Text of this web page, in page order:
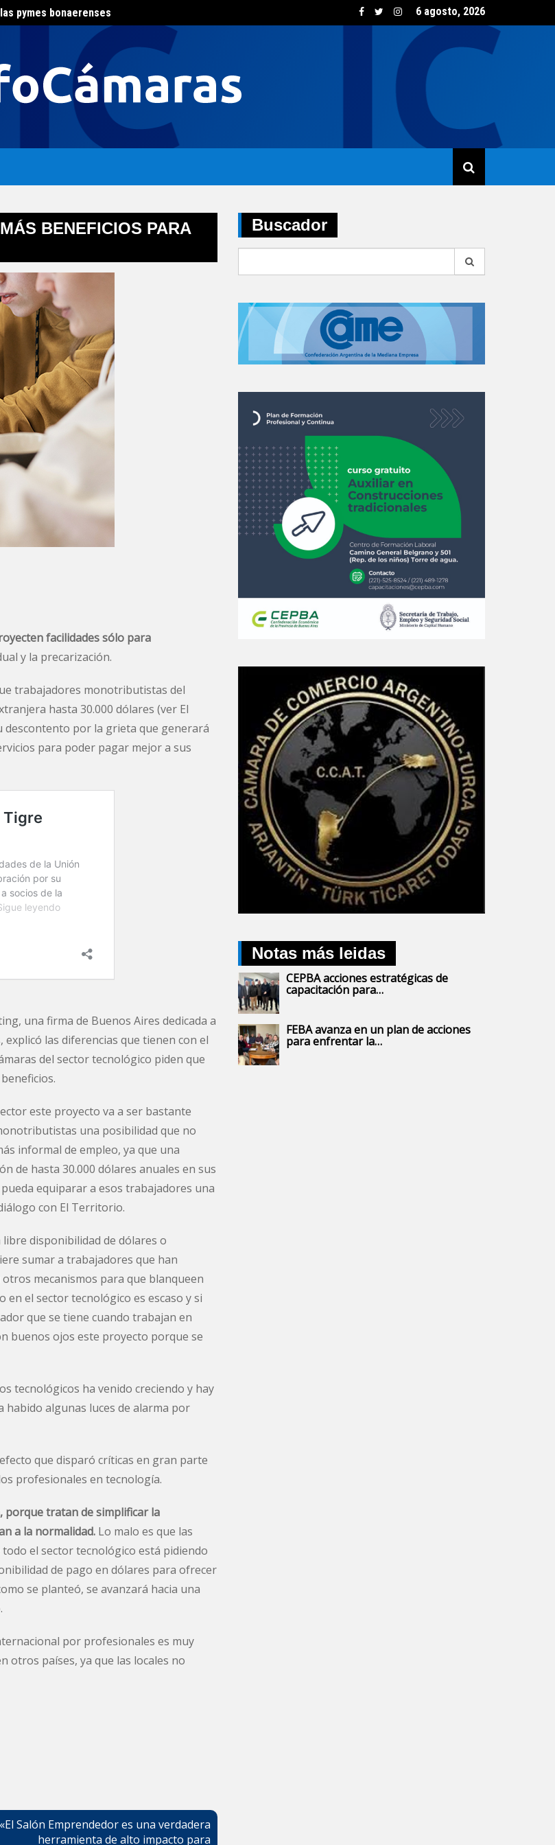
El consumo de vino creció un 5,8% en junio impulsado por las opciones
6 agosto, 2026
BENEFICIOS PARA
facilidades sólo para
y la precarización.
trabajadores monotributistas del
hasta 30.000 dólares (ver El
descontento por la grieta que generará
para poder pagar mejor a sus
una firma de Buenos Aires dedicada a
las diferencias que tienen con el
del sector tecnológico piden que
este proyecto va a ser bastante
una posibilidad que no
informal de empleo, ya que una
de hasta 30.000 dólares anuales en sus
equiparar a esos trabajadores una
con El Territorio.
disponibilidad de dólares o
sumar a trabajadores que han
mecanismos para que blanqueen
en el sector tecnológico es escaso y si
que se tiene cuando trabajan en
buenos ojos este proyecto porque se
tecnológicos ha venido creciendo y hay
habido algunas luces de alarma por
que disparó críticas en gran parte
profesionales en tecnología.
porque tratan de simplificar la
a la normalidad. Lo malo es que las
el sector tecnológico está pidiendo
de pago en dólares para ofrecer
se planteó, se avanzará hacia una
por profesionales es muy
otros países, ya que las locales no
Salón Emprendedor es una verdadera
herramienta de alto impacto para
Buscador
Notas más leidas
CEPBA acciones estratégicas de
capacitación para…
FEBA avanza en un plan de acciones
para enfrentar la…